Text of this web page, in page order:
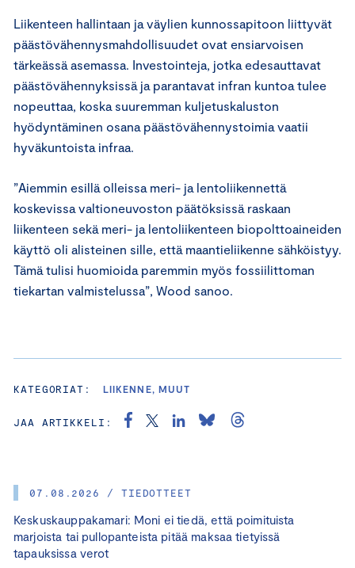
07.08.2026 / TIEDOTTEET
Keskuskauppakamari: Moni ei tiedä, että poimituista
marjoista tai pullopanteista pitää maksaa tietyissä
tapauksissa verot
Liikenteen hallintaan ja väylien kunnossapitoon liittyvät
päästövähennysmahdollisuudet ovat ensiarvoisen
tärkeässä asemassa. Investointeja, jotka edesauttavat
päästövähennyksissä ja parantavat infran kuntoa tulee
nopeuttaa, koska suuremman kuljetuskaluston
hyödyntäminen osana päästövähennystoimia vaatii
hyväkuntoista infraa.
”Aiemmin esillä olleissa meri- ja lentoliikennettä
koskevissa valtioneuvoston päätöksissä raskaan
liikenteen sekä meri- ja lentoliikenteen biopolttoaineiden
käyttö oli alisteinen sille, että maantieliikenne sähköistyy.
Tämä tulisi huomioida paremmin myös fossiilittoman
tiekartan valmistelussa”, Wood sanoo.
KATEGORIAT: LIIKENNE, MUUT
JAA ARTIKKELI: